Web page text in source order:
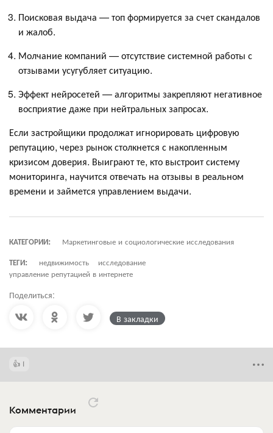
Поисковая выдача — топ формируется за счет скандалов
и жалоб.
Молчание компаний — отсутствие системной работы с
отзывами усугубляет ситуацию.
Эффект нейросетей — алгоритмы закрепляют негативное
восприятие даже при нейтральных запросах.
Если застройщики продолжат игнорировать цифровую
репутацию, через рынок столкнется с накопленным
кризисом доверия. Выиграют те, кто выстроит систему
мониторинга, научится отвечать на отзывы в реальном
времени и займется управлением выдачи.
КАТЕГОРИИ:
Маркетинговые и социологические исследования
ТЕГИ:
недвижимость
исследование
управление репутацией в интернете
Поделиться:
В закладки
1
Комментарии